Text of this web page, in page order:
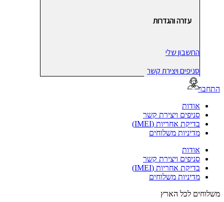
עזרה והגדרות
החשבון שלי
סניפים ויצירת קשר
אודות
סניפים ויצירת קשר
בדיקת אחריות (IMEI)
מדיניות משלוחים
אודות
סניפים ויצירת קשר
בדיקת אחריות (IMEI)
מדיניות משלוחים
לכל הארץ